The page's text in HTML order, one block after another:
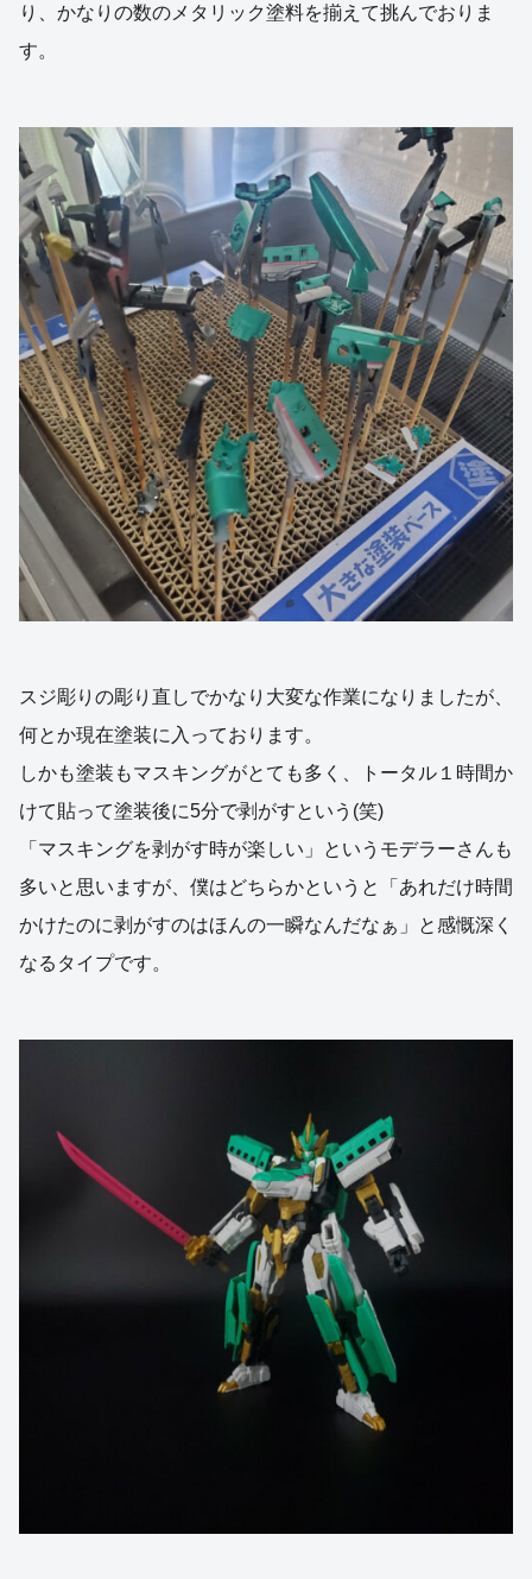
り、かなりの数のメタリック塗料を揃えて挑んでおりま
す。
スジ彫りの彫り直しでかなり大変な作業になりましたが、
何とか現在塗装に入っております。
しかも塗装もマスキングがとても多く、トータル１時間か
けて貼って塗装後に5分で剥がすという(笑)
「マスキングを剥がす時が楽しい」というモデラーさんも
多いと思いますが、僕はどちらかというと「あれだけ時間
かけたのに剥がすのはほんの一瞬なんだなぁ」と感慨深く
なるタイプです。